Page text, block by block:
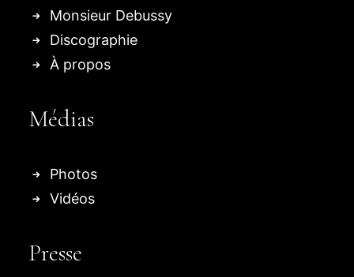
Monsieur Debussy
Discographie
À propos
Médias
Photos
Vidéos
Presse